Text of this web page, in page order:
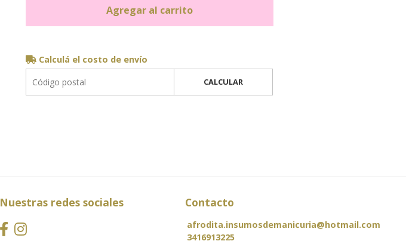
Agregar al carrito
Calculá el costo de envío
CALCULAR
Nuestras redes sociales Contacto
afrodita.insumosdemanicuria@hotmail.com
3416913225